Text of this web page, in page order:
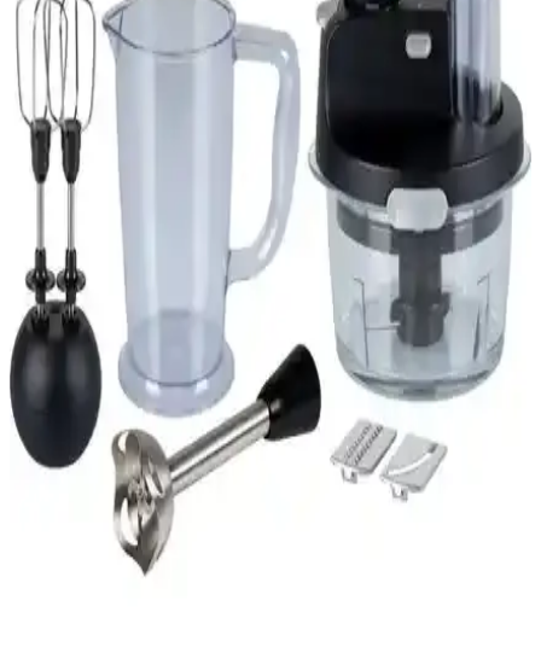
2,25 L kapasiteye sahip turuncu renkli, BPA içermeyen plastik
karıştırıcılı sürahi. Gıda temasına uygun, tek parça tasarım, bulaşık
makinesinde yıkanabilir. Ayran, limonata ve mevsim içeceklerini tek
adımda karıştırıp sunmayı kolaylaştırır; kullanım kolaylığı ve
temizliğiyle günlük yoğunluklarda pratiklik sağlar.
Arzum AR1066 ve Schafer Prochef XL Mikser
Karşılaştırması: Hangi Ürün Sizin İçin Uygun
Arzum AR1066 Candy Crust Mix ile Schafer Prochef XL Stantlı
Mikser'in özelliklerini karşılaştırarak, ihtiyaçlarınıza en uygun
mikseri seçmenize yardımcı oluyoruz.
Arnica Diva Pro ve Fakir Speed El Blender Setleri
Karşılaştırması ve Kullanıcı Yorumları
Arnica Diva Pro ve Fakir Speed el blender setleri, mutfakta farklı
ihtiyaçlara uygun özellikler sunar. Bu karşılaştırmada güç, kapasite
ve kullanım kolaylığı gibi önemli detaylar incelenerek en uygun
seçenek belirleniyor.
Karaca Blender Setleri Karşılaştırması: Mastermaid
Prosteel ve Pro-Midi Plus Özellikleri
İki popüler Karaca blender seti olan Mastermaid Prosteel ve Pro-